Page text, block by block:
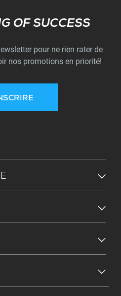
Subscribe
OF SUCCESS
pour ne rien rater de
nos promotions en priorité!